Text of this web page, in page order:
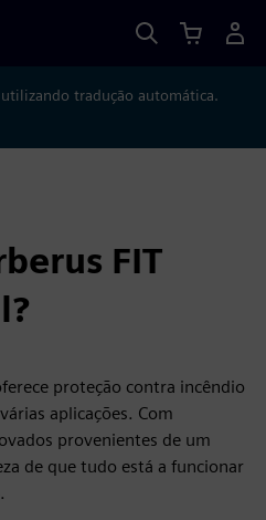
tradução automática.
FIT
proteção contra incêndio
aplicações. Com
provenientes de um
de que tudo está a funcionar